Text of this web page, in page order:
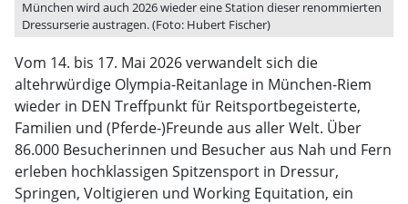
München wird auch 2026 wieder eine Station dieser renommierten
Dressurserie austragen. (Foto: Hubert Fischer)
Vom 14. bis 17. Mai 2026 verwandelt sich die
altehrwürdige Olympia-Reitanlage in München-Riem
wieder in DEN Treffpunkt für Reitsportbegeisterte,
Familien und (Pferde-)Freunde aus aller Welt. Über
86.000 Besucherinnen und Besucher aus Nah und Fern
erleben hochklassigen Spitzensport in Dressur,
Springen, Voltigieren und Working Equitation, ein